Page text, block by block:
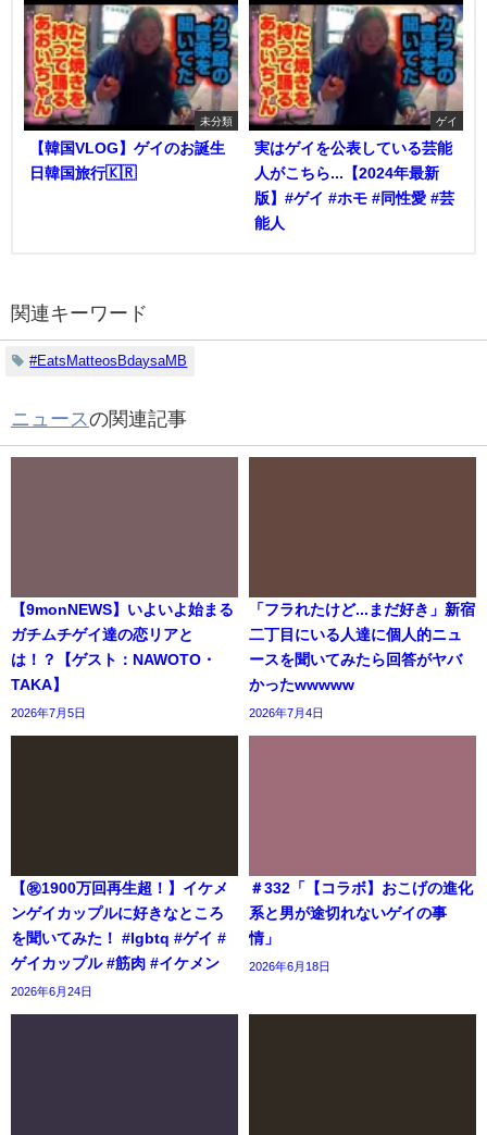
未分類
【韓国VLOG】ゲイのお誕生
日韓国旅行🇰🇷
ゲイ
実はゲイを公表している芸能
人がこちら...【2024年最新
版】#ゲイ #ホモ #同性愛 #芸
能人
関連キーワード
#EatsMatteosBdaysaMB
ニュースの関連記事
【9monNEWS】いよいよ始まる
ガチムチゲイ達の恋リアと
は！？【ゲスト：NAWOTO・
TAKA】
2026年7月5日
「フラれたけど...まだ好き」新宿
二丁目にいる人達に個人的ニュ
ースを聞いてみたら回答がヤバ
かったwwwww
2026年7月4日
【㊗️1900万回再生超！】イケメ
ンゲイカップルに好きなところ
を聞いてみた！ #lgbtq #ゲイ #
ゲイカップル #筋肉 #イケメン
2026年6月24日
＃332「【コラボ】おこげの進化
系と男が途切れないゲイの事
情」
2026年6月18日